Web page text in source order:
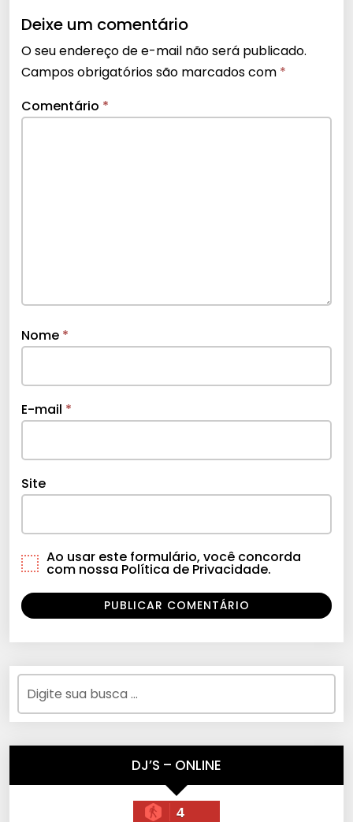
Deixe um comentário
O seu endereço de e-mail não será publicado.
Campos obrigatórios são marcados com *
Comentário *
Nome *
E-mail *
Site
Ao usar este formulário, você concorda
com nossa Política de Privacidade.
DJ’S – ONLINE
4